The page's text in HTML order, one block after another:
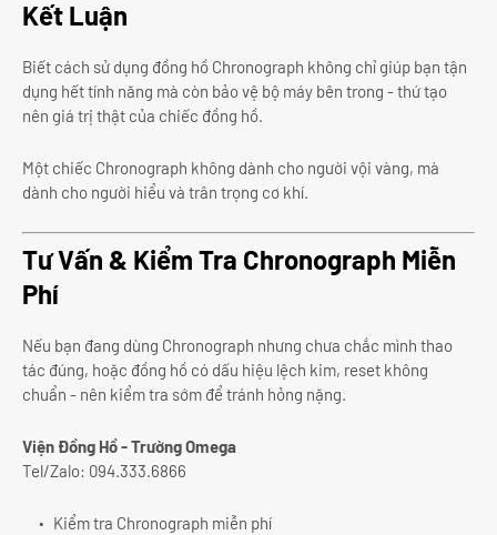
Kết Luận
Biết cách sử dụng đồng hồ Chronograph không chỉ giúp bạn tận
dụng hết tính năng mà còn bảo vệ bộ máy bên trong - thứ tạo
nên giá trị thật của chiếc đồng hồ.
Một chiếc Chronograph không dành cho người vội vàng, mà
dành cho người hiểu và trân trọng cơ khí.
Tư Vấn & Kiểm Tra Chronograph Miễn
Phí
Nếu bạn đang dùng Chronograph nhưng chưa chắc mình thao
tác đúng, hoặc đồng hồ có dấu hiệu lệch kim, reset không
chuẩn - nên kiểm tra sớm để tránh hỏng nặng.
Viện Đồng Hồ - Trường Omega
Tel/Zalo: 094.333.6866
Kiểm tra Chronograph miễn phí